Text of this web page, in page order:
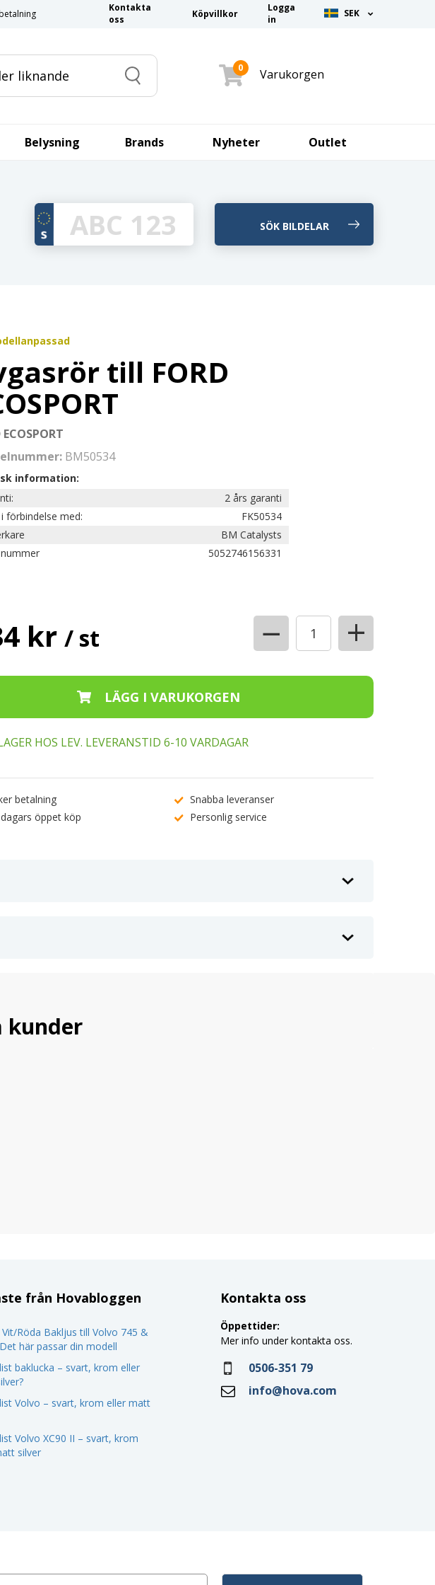
Kontakta
oss
Köpvillkor
Logga
in
SEK
Search
0 Varukorgen
Belysning Brands Nyheter Outlet
till FORD
ECOSPORT
BM50534
information:
2 års garanti
förbindelse med:
FK50534
BM Catalysts
5052746156331
kr / st − +
HOS LEV. LEVERANSTID 6-10 VARDAGAR
betalning
Snabba leveranser
öppet köp
Personlig service
kunder
från Hovabloggen
Vit/Röda Bakljus till Volvo 745 &
här passar din modell
baklucka – svart, krom eller
Volvo – svart, krom eller matt
Volvo XC90 II – svart, krom
silver
Kontakta oss
Öppettider:
Mer info under kontakta oss.
0506-351 79
info@hova.com